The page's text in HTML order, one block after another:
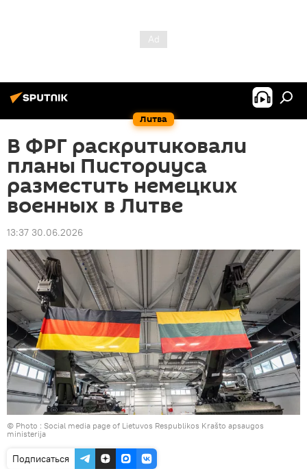
Литва
В ФРГ раскритиковали
планы Писториуса
разместить немецких
военных в Литве
13:37 30.06.2026
© Photo : Social media page of Lietuvos Respublikos Krašto apsaugos
ministerija
Подписаться